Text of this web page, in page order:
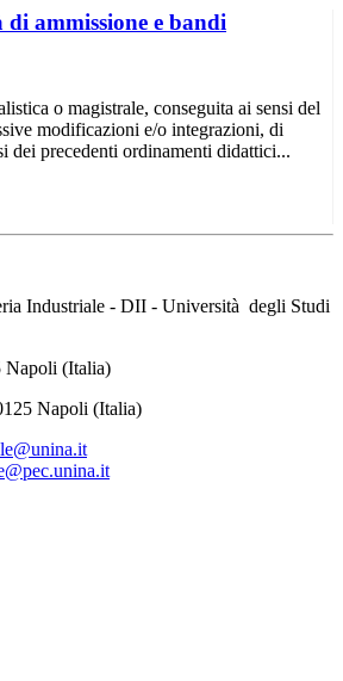
ammissione e bandi
o magistrale, conseguita ai sensi del
modificazioni e/o integrazioni, di
dei precedenti ordinamenti didattici...
Industriale - DII - Università degli Studi
Napoli (Italia)
Napoli (Italia)